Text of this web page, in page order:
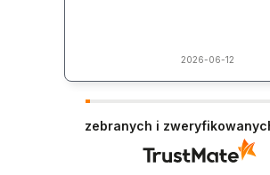
2026-06-12
zebranych i